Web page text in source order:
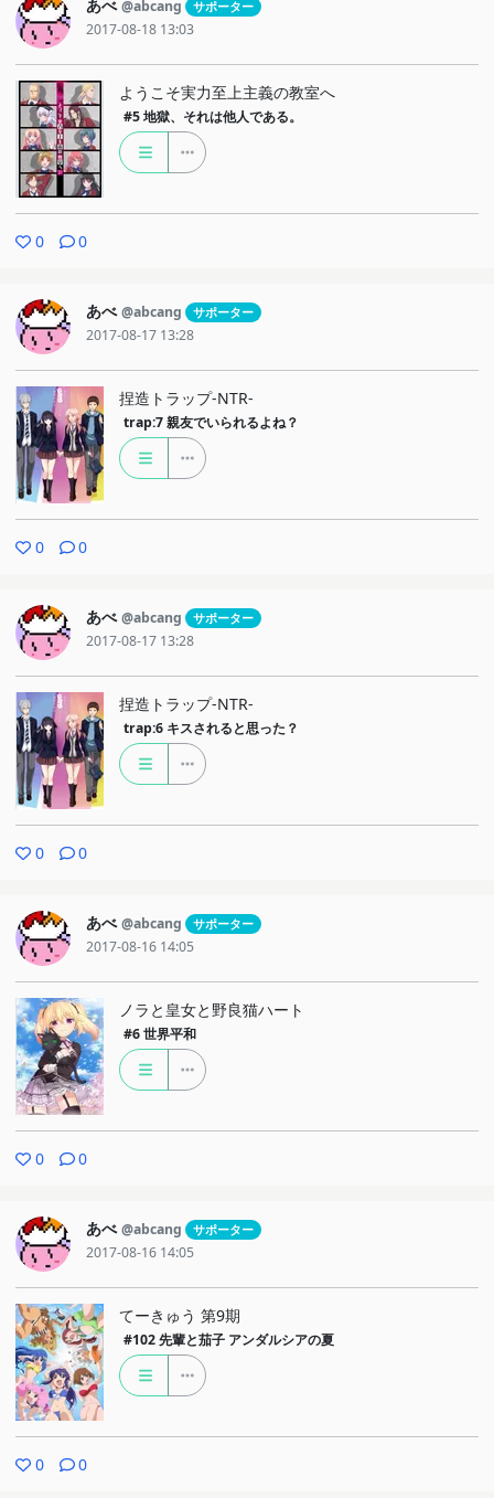
あべ @abcang サポーター
2017-08-18 13:03
ようこそ実力至上主義の教室へ
#5 地獄、それは他人である。
0 0
あべ @abcang サポーター
2017-08-17 13:28
捏造トラップ-NTR-
trap:7 親友でいられるよね？
0 0
あべ @abcang サポーター
2017-08-17 13:28
捏造トラップ-NTR-
trap:6 キスされると思った？
0 0
あべ @abcang サポーター
2017-08-16 14:05
ノラと皇女と野良猫ハート
#6 世界平和
0 0
あべ @abcang サポーター
2017-08-16 14:05
てーきゅう 第9期
#102 先輩と茄子 アンダルシアの夏
0 0